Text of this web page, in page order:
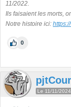
11/2022.
Ils faisaient les morts,
Notre histoire ici:
0
Le 11/11/